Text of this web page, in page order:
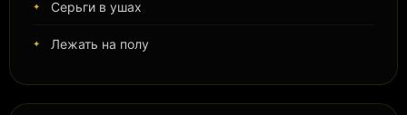
Серьги в ушах
Лежать на полу